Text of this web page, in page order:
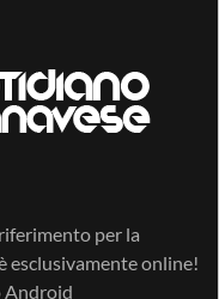
per la
esclusivamente online!
Android